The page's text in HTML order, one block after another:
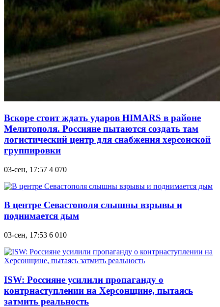
Вскоре стоит ждать ударов HIMARS в районе
Мелитополя. Россияне пытаются создать там
логистический центр для снабжения херсонской
группировки
03-сен, 17:57 4 070
В центре Севастополя слышны взрывы и
поднимается дым
03-сен, 17:53 6 010
ISW: Россияне усилили пропаганду о
контрнаступлении на Херсонщине, пытаясь
затмить реальность